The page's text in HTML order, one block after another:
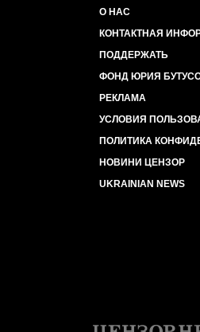
О НАС
КОНТАКТНАЯ
ПОДДЕРЖАТЬ
ФОНД ЮРИЯ
РЕКЛАМА
УСЛОВИЯ
ПОЛИТИКА
НОВИНИ ЦЕНЗОР
UKRAINIAN NEWS